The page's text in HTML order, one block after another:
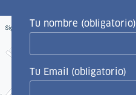
Tu nombre (obligatorio)
Tu Email (obligatorio)